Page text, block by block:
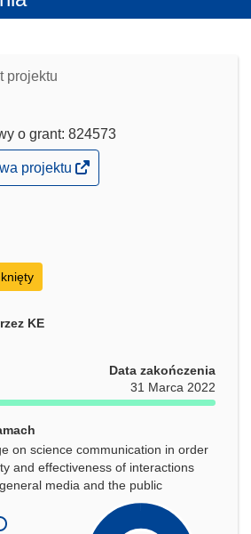
projektu
o grant: 824573
projektu
KE
Data zakończenia
31 Marca 2022
on science communication in order
and effectiveness of interactions
media and the public